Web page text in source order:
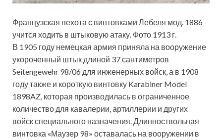
Французская пехота с винтовками Лебеля мод. 1886
учится ходить в штыковую атаку. Фото 1913 г.
В 1905 году немецкая армия приняла на вооружение
укороченный штык длиной 37 сантиметров
Seitengewehr 98/06 для инженерных войск, а в 1908
году также и короткую винтовку Karabiner Model
1898AZ, которая производилась в ограниченное
количество для кавалерии, артиллерии и других
войск специального назначения. Длинноствольная
винтовка «Маузер 98» оставалась на вооружении в